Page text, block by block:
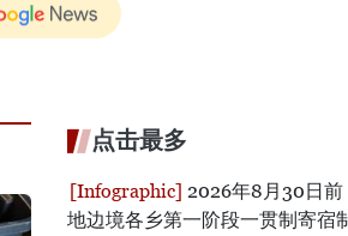
点击最多
2026年8月30日前
地边境各乡第一阶段一贯制寄宿